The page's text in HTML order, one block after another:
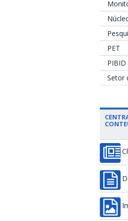
PET
PIBID
Setor